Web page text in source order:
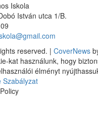
Iskola
István utca 1/B.
reserved. | CoverNews
kat használunk, hogy
élményt
Szabályzat